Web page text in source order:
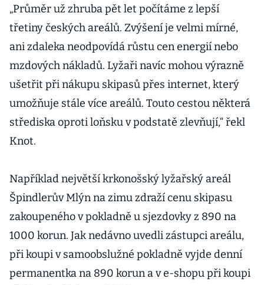
„Průměr už zhruba pět let počítáme z lepší
třetiny českých areálů. Zvýšení je velmi mírné,
ani zdaleka neodpovídá růstu cen energií nebo
mzdových nákladů. Lyžaři navíc mohou výrazně
ušetřit při nákupu skipasů přes internet, který
umožňuje stále více areálů. Touto cestou některá
střediska oproti loňsku v podstatě zlevňují,“ řekl
Knot.
Například největší krkonošský lyžařský areál
Špindlerův Mlýn na zimu zdraží cenu skipasu
zakoupeného v pokladně u sjezdovky z 890 na
1000 korun. Jak nedávno uvedli zástupci areálu,
při koupi v samoobslužné pokladně vyjde denní
permanentka na 890 korun a v e-shopu při koupi